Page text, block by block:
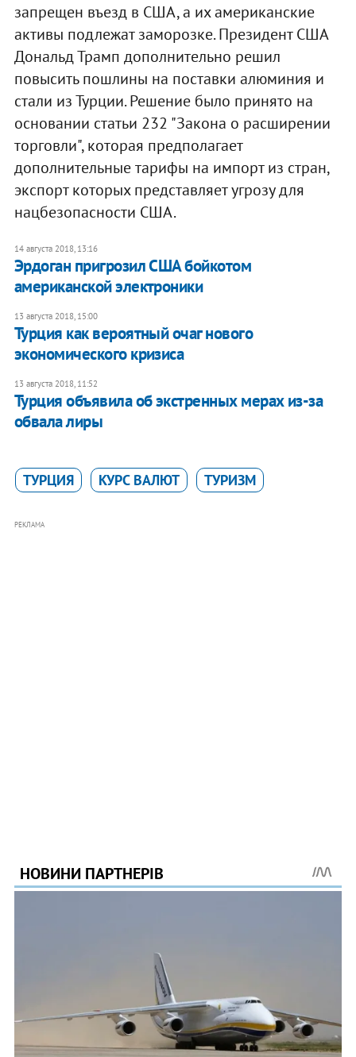
запрещен въезд в США, а их американские
активы подлежат заморозке. Президент США
Дональд Трамп дополнительно решил
повысить пошлины на поставки алюминия и
стали из Турции. Решение было принято на
основании статьи 232 "Закона о расширении
торговли", которая предполагает
дополнительные тарифы на импорт из стран,
экспорт которых представляет угрозу для
нацбезопасности США.
14 августа 2018, 13:16
Эрдоган пригрозил США бойкотом
американской электроники
13 августа 2018, 15:00
Турция как вероятный очаг нового
экономического кризиса
13 августа 2018, 11:52
Турция объявила об экстренных мерах из-за
обвала лиры
ТУРЦИЯ КУРС ВАЛЮТ ТУРИЗМ
РЕКЛАМА